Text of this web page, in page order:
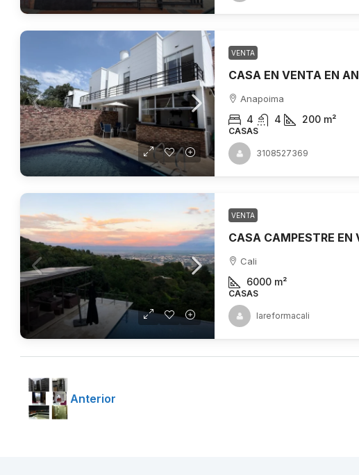
VENTA
Anapoima
4 4 200 m²
CASAS
3108527369
VENTA
Cali
6000 m²
CASAS
lareformacali
Anterior